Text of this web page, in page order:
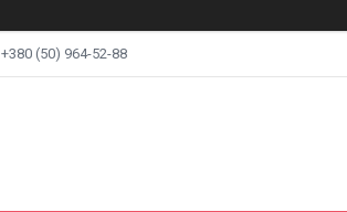
+380 (50) 964-52-88